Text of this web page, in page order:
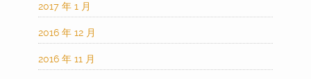
2017 年 1 月
2016 年 12 月
2016 年 11 月